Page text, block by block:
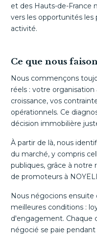
et des Hauts-de-France
vers les opportunités
activité.
Ce que nous
Nous commençons
réels : votre
croissance, vos
opérationnels. Ce
décision immobilière
À partir de là, nous
du marché, y compris
publiques, grâce à notre
de promoteurs à
Nous négocions
meilleures conditions :
d'engagement. Chaque
négocié se paie pendant